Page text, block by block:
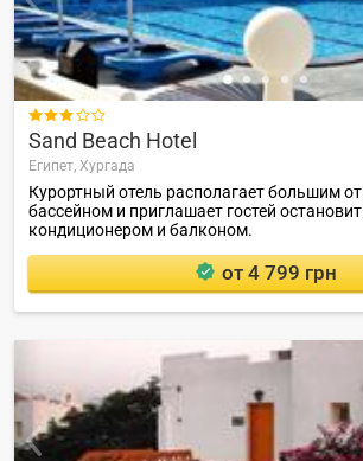

Sand Beach Hotel
Египет, Хургада
Курортный отель располагает большим
бассейном и приглашает гостей
кондиционером и балконом.
от 4 799 грн